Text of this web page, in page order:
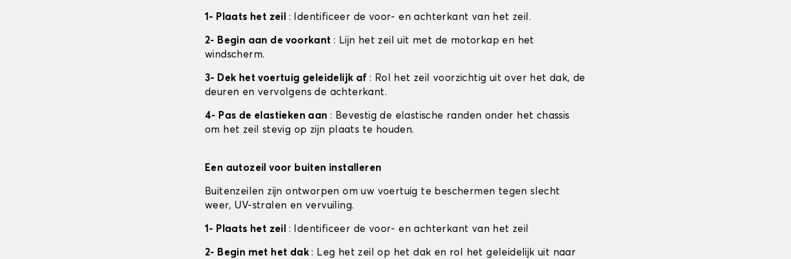
1- Plaats het zeil : Identificeer de voor- en achterkant van het zeil.
2- Begin aan de voorkant : Lijn het zeil uit met de motorkap en het
windscherm.
3- Dek het voertuig geleidelijk af : Rol het zeil voorzichtig uit over het dak, de
deuren en vervolgens de achterkant.
4- Pas de elastieken aan : Bevestig de elastische randen onder het chassis
om het zeil stevig op zijn plaats te houden.
Een autozeil voor buiten installeren
Buitenzeilen zijn ontworpen om uw voertuig te beschermen tegen slecht
weer, UV-stralen en vervuiling.
1- Plaats het zeil : Identificeer de voor- en achterkant van het zeil
2- Begin met het dak: Leg het zeil op het dak en rol het geleidelijk uit naar